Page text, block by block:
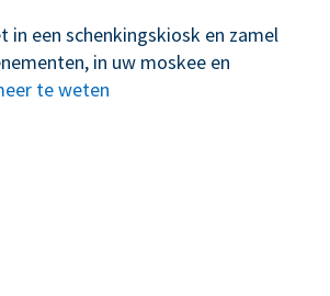
in een schenkingskiosk en zamel
in uw moskee en
te weten